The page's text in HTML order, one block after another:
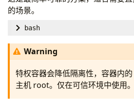
的场景。
bash
# Enable privileged mode
incus config set debain
incus config set debain
Warning
特权容器会降低隔离性，容器内
主机 root。仅在可信环境中使用。